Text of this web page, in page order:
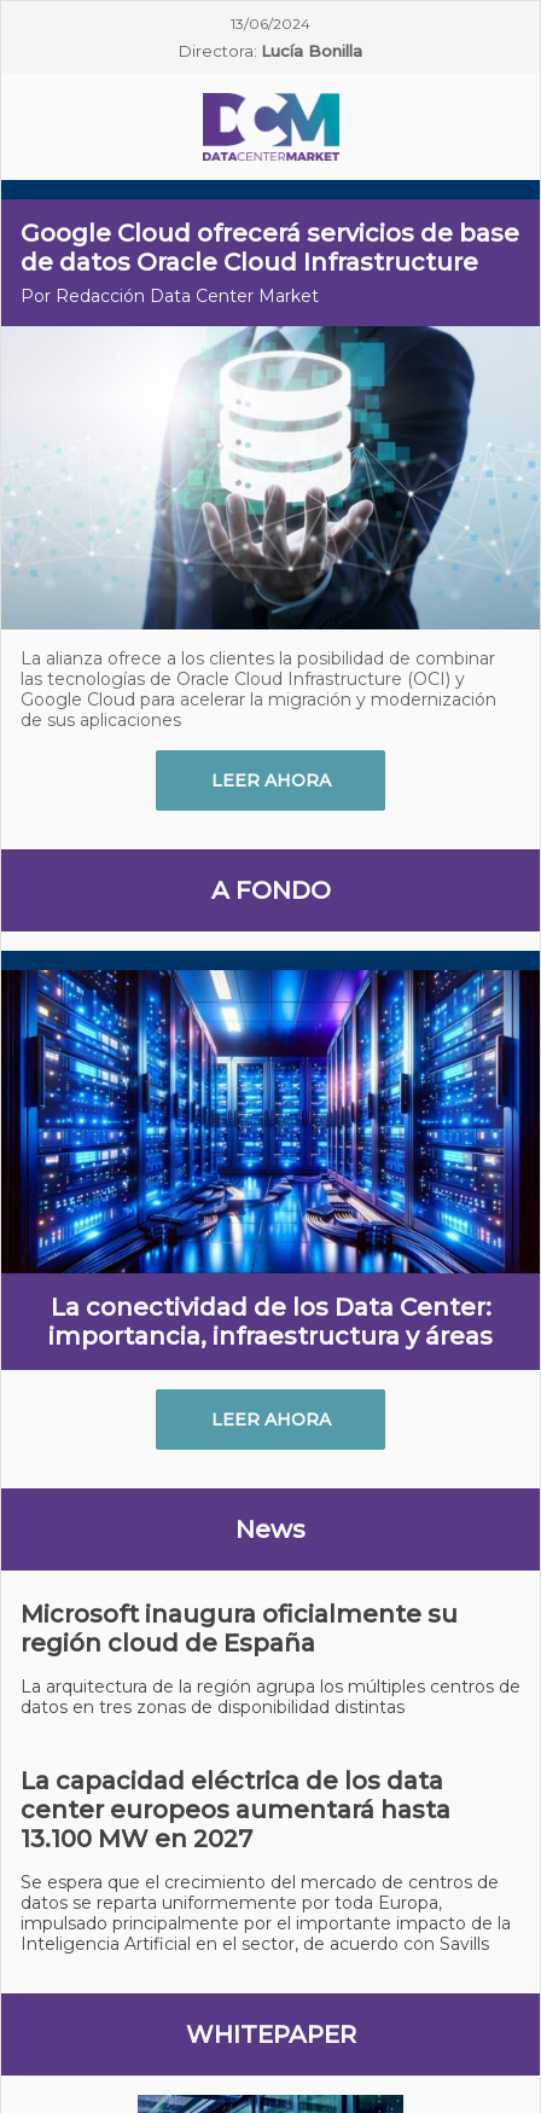
13/06/2024
Directora: Lucía Bonilla
Google Cloud ofrecerá servicios de base
de datos Oracle Cloud Infrastructure
Por Redacción Data Center Market
La alianza ofrece a los clientes la posibilidad de combinar
las tecnologías de Oracle Cloud Infrastructure (OCI) y
Google Cloud para acelerar la migración y modernización
de sus aplicaciones
LEER AHORA
A FONDO
La conectividad de los Data Center:
importancia, infraestructura y áreas
LEER AHORA
News
Microsoft inaugura oficialmente su
región cloud de España
La arquitectura de la región agrupa los múltiples centros de
datos en tres zonas de disponibilidad distintas
La capacidad eléctrica de los data
center europeos aumentará hasta
13.100 MW en 2027
Se espera que el crecimiento del mercado de centros de
datos se reparta uniformemente por toda Europa,
impulsado principalmente por el importante impacto de la
Inteligencia Artificial en el sector, de acuerdo con Savills
WHITEPAPER